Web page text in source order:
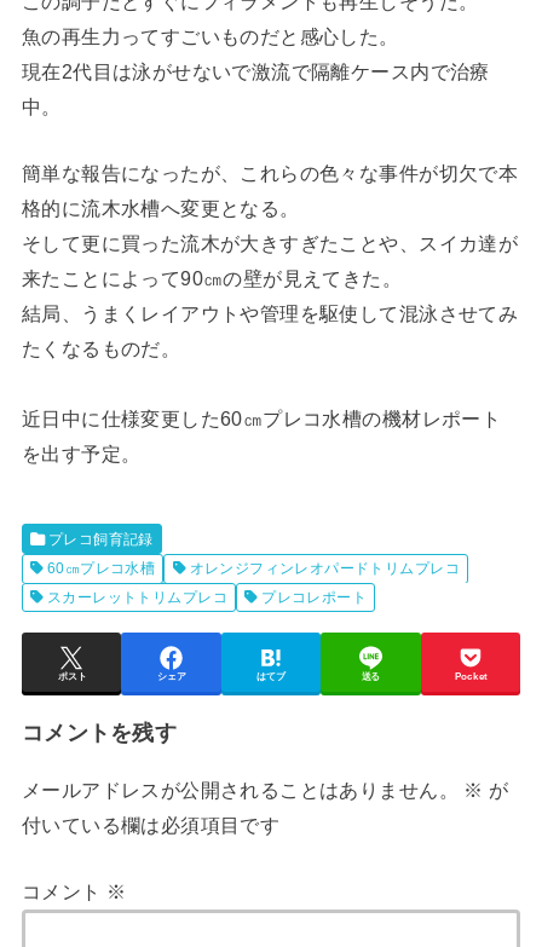
魚の再生力ってすごいものだと感心した。
現在2代目は泳がせないで激流で隔離ケース内で治療
中。
簡単な報告になったが、これらの色々な事件が切欠で本
格的に流木水槽へ変更となる。
そして更に買った流木が大きすぎたことや、スイカ達が
来たことによって90㎝の壁が見えてきた。
結局、うまくレイアウトや管理を駆使して混泳させてみ
たくなるものだ。
近日中に仕様変更した60㎝プレコ水槽の機材レポート
を出す予定。
プレコ飼育記録
60㎝プレコ水槽
オレンジフィンレオパードトリムプレコ
スカーレットトリムプレコ
プレコレポート
ポスト シェア はてブ 送る Pocket
コメントを残す
メールアドレスが公開されることはありません。 ※ が
付いている欄は必須項目です
コメント ※